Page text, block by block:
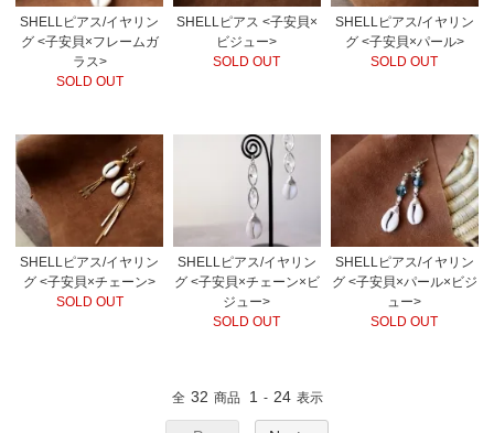
SHELLピアス/イヤリン
グ <子安貝×フレームガ
ラス>
SOLD OUT
SHELLピアス <子安貝×
ビジュー>
SOLD OUT
SHELLピアス/イヤリン
グ <子安貝×パール>
SOLD OUT
SHELLピアス/イヤリン
グ <子安貝×チェーン>
SOLD OUT
SHELLピアス/イヤリン
グ <子安貝×チェーン×ビ
ジュー>
SOLD OUT
SHELLピアス/イヤリン
グ <子安貝×パール×ビジ
ュー>
SOLD OUT
全 32 商品 1 - 24 表示